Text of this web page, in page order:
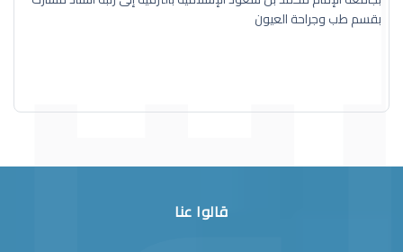
بقسم طب وجراحة العيون
قالوا عنا